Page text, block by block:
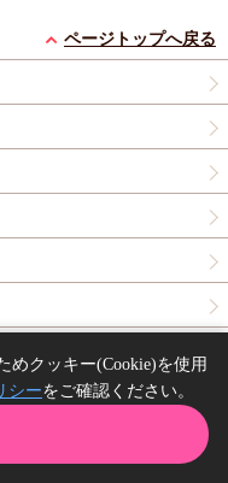
ページトップへ戻る
comicomi studio. All right reserved.
めクッキー(Cookie)を使用
シーをご確認ください。